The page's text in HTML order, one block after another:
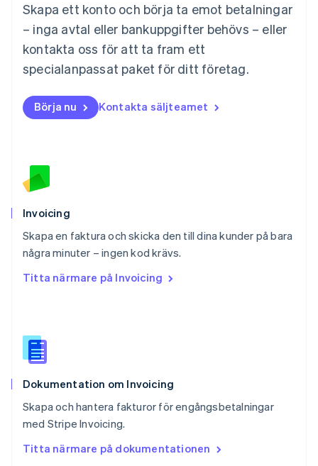
Skapa ett konto och börja ta emot betalningar
– inga avtal eller bankuppgifter behövs – eller
kontakta oss för att ta fram ett
specialanpassat paket för ditt företag.
Börja nu Kontakta säljteamet
Invoicing
Skapa en faktura och skicka den till dina kunder på bara
några minuter – ingen kod krävs.
Titta närmare på Invoicing
Dokumentation om Invoicing
Skapa och hantera fakturor för engångsbetalningar
med Stripe Invoicing.
Titta närmare på dokumentationen
Mexiko
English
Nederländerna
NederlandsEnglish
Norge
Nya Zeeland
English
Polen
Português
Rumänien
Schweiz
Deutsch
Singapore
English 简体中文
English
Español
Storbritannien
Sverige
Thailand
ไทยEnglish
English